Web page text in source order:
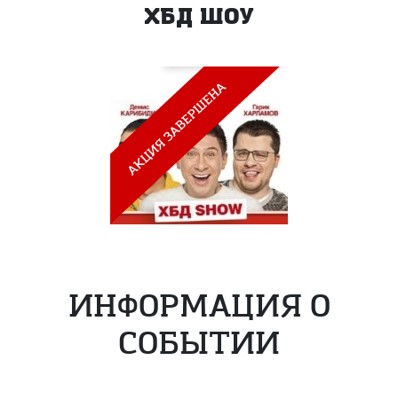
ХБД ШОУ
ИНФОРМАЦИЯ О
СОБЫТИИ